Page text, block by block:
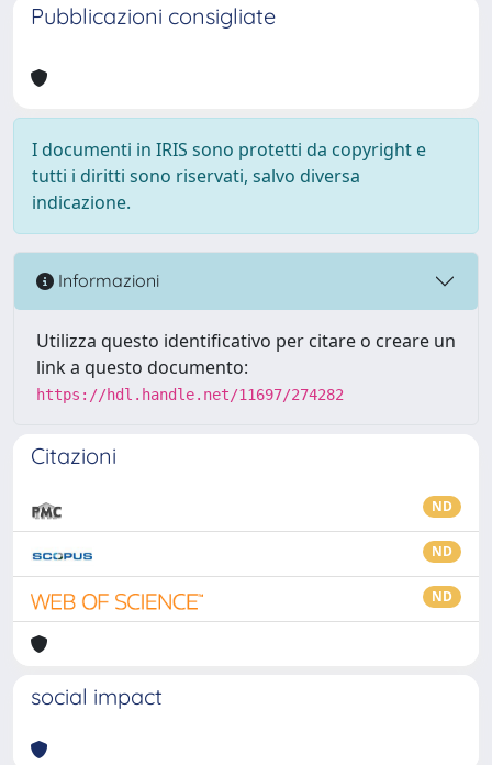
Pubblicazioni consigliate
I documenti in IRIS sono protetti da copyright e
tutti i diritti sono riservati, salvo diversa
indicazione.
Informazioni
Utilizza questo identificativo per citare o creare un
link a questo documento:
https://hdl.handle.net/11697/274282
Citazioni
ND
ND
ND
social impact